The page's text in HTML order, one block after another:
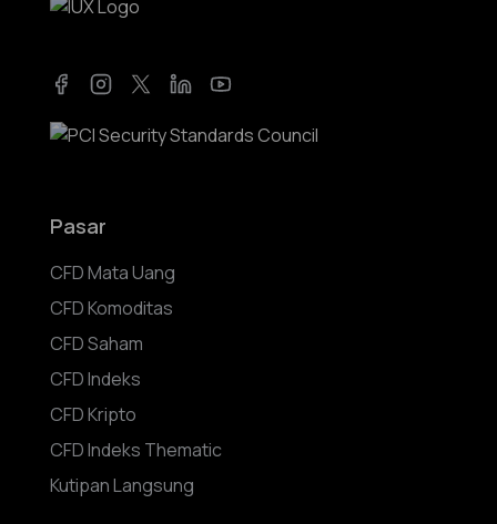
Pasar
CFD Mata Uang
CFD Komoditas
CFD Saham
CFD Indeks
CFD Kripto
CFD Indeks Thematic
Kutipan Langsung